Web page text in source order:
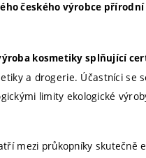
českého výrobce
kosmetiky splňující
a drogerie. Účastníci se
limity ekologické
mezi průkopníky skutečně